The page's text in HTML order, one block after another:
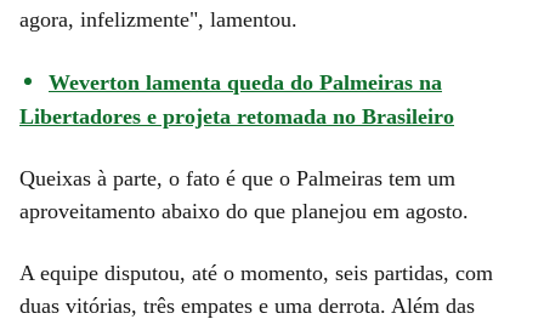
agora, infelizmente", lamentou.
Weverton lamenta queda do Palmeiras na
Libertadores e projeta retomada no Brasileiro
Queixas à parte, o fato é que o Palmeiras tem um
aproveitamento abaixo do que planejou em agosto.
A equipe disputou, até o momento, seis partidas, com
duas vitórias, três empates e uma derrota. Além das